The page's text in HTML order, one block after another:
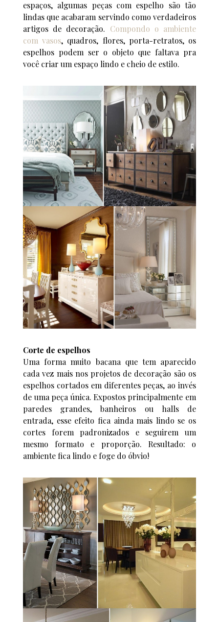
espaços, algumas peças com espelho são tão
lindas que acabaram servindo como verdadeiros
artigos de decoração. Compondo o ambiente
com vasos, quadros, flores, porta-retratos, os
espelhos podem ser o objeto que faltava pra
você criar um espaço lindo e cheio de estilo.
Corte de espelhos
Uma forma muito bacana que tem aparecido
cada vez mais nos projetos de decoração são os
espelhos cortados em diferentes peças, ao invés
de uma peça única. Expostos principalmente em
paredes grandes, banheiros ou halls de
entrada, esse efeito fica ainda mais lindo se os
cortes forem padronizados e seguirem um
mesmo formato e proporção. Resultado: o
ambiente fica lindo e foge do óbvio!